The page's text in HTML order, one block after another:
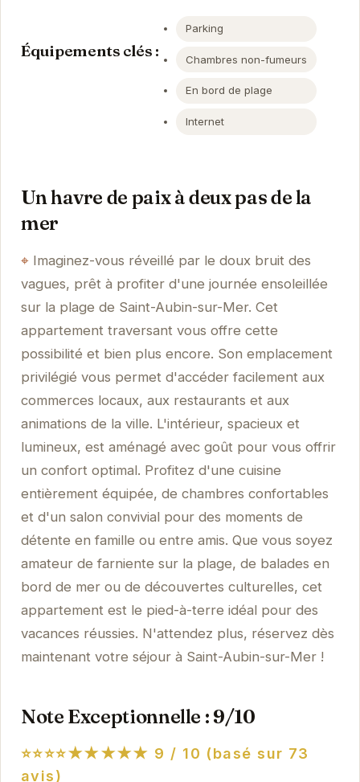
Équipements clés :
Parking
Chambres non-fumeurs
En bord de plage
Internet
Un havre de paix à deux pas de la
mer
Imaginez-vous réveillé par le doux bruit des
vagues, prêt à profiter d'une journée ensoleillée
sur la plage de Saint-Aubin-sur-Mer. Cet
appartement traversant vous offre cette
possibilité et bien plus encore. Son emplacement
privilégié vous permet d'accéder facilement aux
commerces locaux, aux restaurants et aux
animations de la ville. L'intérieur, spacieux et
lumineux, est aménagé avec goût pour vous offrir
un confort optimal. Profitez d'une cuisine
entièrement équipée, de chambres confortables
et d'un salon convivial pour des moments de
détente en famille ou entre amis. Que vous soyez
amateur de farniente sur la plage, de balades en
bord de mer ou de découvertes culturelles, cet
appartement est le pied-à-terre idéal pour des
vacances réussies. N'attendez plus, réservez dès
maintenant votre séjour à Saint-Aubin-sur-Mer !
Note Exceptionnelle : 9/10
⭐⭐⭐⭐★★★★★ 9 / 10 (basé sur 73
avis)